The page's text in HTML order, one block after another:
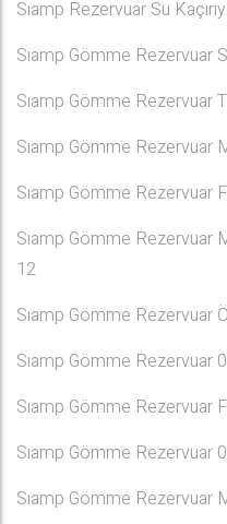
Sıamp Rezervuar Su
Sıamp Gömme Rezervuar
Sıamp Gömme Rezervuar
Sıamp Gömme Rezervuar
Sıamp Gömme Rezervuar
Sıamp Gömme Rezervuar
12
Sıamp Gömme Rezervuar
Sıamp Gömme Rezervuar
Sıamp Gömme Rezervuar
Sıamp Gömme Rezervuar
Sıamp Gömme Rezervuar